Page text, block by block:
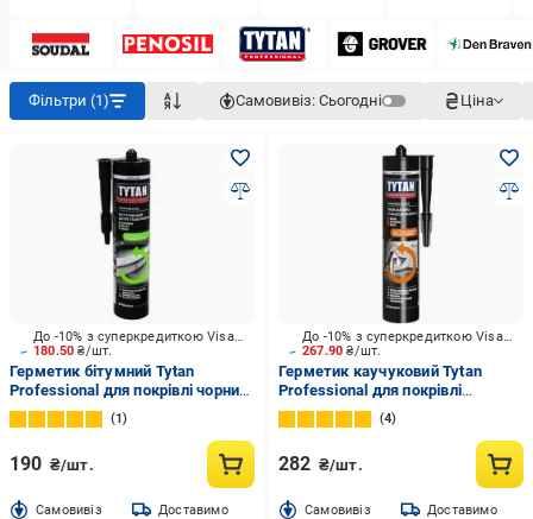
Фільтри (1) Самовивіз: Сьогодні Ціна
180.50₴/шт.
До -10% з суперкредиткою Visa Вигода
Герметик бітумний Tytan
Professional для покрівлі чорний
280 мл
1
190 ₴/шт.
Cамовивіз Доставимо
267.90₴/шт.
До -10% з суперкредиткою Visa Вигода
Герметик каучуковий Tytan
Professional для покрівлі
каучуковий безбарвний 280 мл
4
282 ₴/шт.
Cамовивіз Доставимо